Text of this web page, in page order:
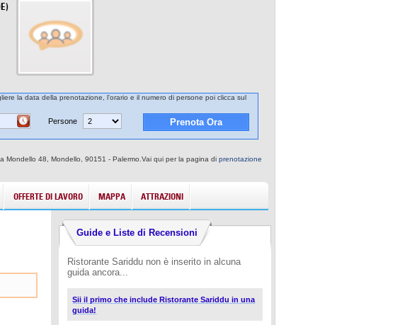
la data della prenotazione, l'orario e il numero di persone poi clicca sul
Persone
Mondello 48, Mondello, 90151 - Palermo.Vai qui per la pagina di prenotazione
OFFERTE DI LAVORO MAPPA ATTRAZIONI
Guide e Liste di Recensioni
Ristorante Sariddu non è inserito in alcuna
guida ancora...
Sii il primo che include Ristorante Sariddu in una
guida!